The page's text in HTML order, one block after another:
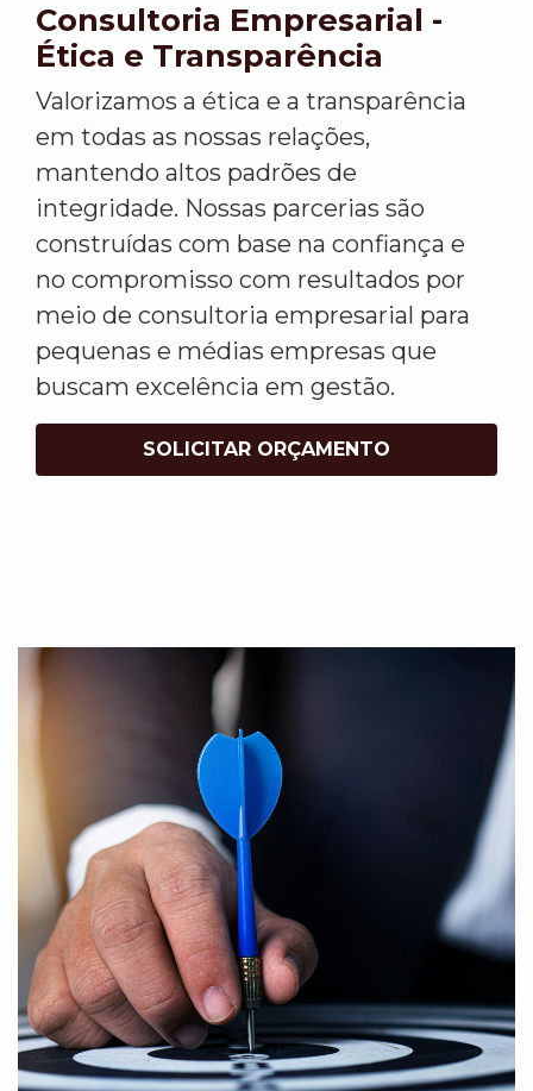
Consultoria Empresarial -
Ética e Transparência
Valorizamos a ética e a transparência
em todas as nossas relações,
mantendo altos padrões de
integridade. Nossas parcerias são
construídas com base na confiança e
no compromisso com resultados por
meio de consultoria empresarial para
pequenas e médias empresas que
buscam excelência em gestão.
SOLICITAR ORÇAMENTO